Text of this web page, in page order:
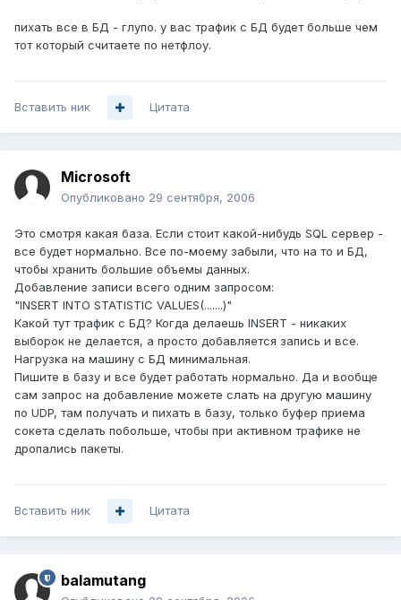
пихать все в БД - глупо. у вас трафик с БД будет больше чем
тот который считаете по нетфлоу.
Вставить ник Цитата
Microsoft
Опубликовано 29 сентября, 2006
Это смотря какая база. Если стоит какой-нибудь SQL сервер -
все будет нормально. Все по-моему забыли, что на то и БД,
чтобы хранить большие объемы данных.
Добавление записи всего одним запросом:
"INSERT INTO STATISTIC VALUES(.......)"
Какой тут трафик с БД? Когда делаешь INSERT - никаких
выборок не делается, а просто добавляется запись и все.
Нагрузка на машину с БД минимальная.
Пишите в базу и все будет работать нормально. Да и вообще
сам запрос на добавление можете слать на другую машину
по UDP, там получать и пихать в базу, только буфер приема
сокета сделать побольше, чтобы при активном трафике не
дропались пакеты.
Вставить ник Цитата
balamutang